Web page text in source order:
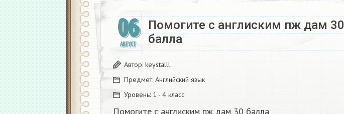
06
АВГУСТ
Помогите с англиским пж дам 30
балла
Автор: keystalll
Предмет: Английский язык
Уровень: 1 - 4 класс
Помогите с англиским пж дам 30 балла